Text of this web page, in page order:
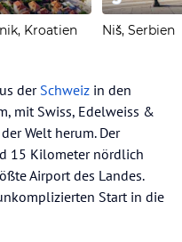
Kroatien Niš, Serbien
der Schweiz in den
mit Swiss, Edelweiss &
Welt herum. Der
15 Kilometer nördlich
Airport des Landes.
Start in die